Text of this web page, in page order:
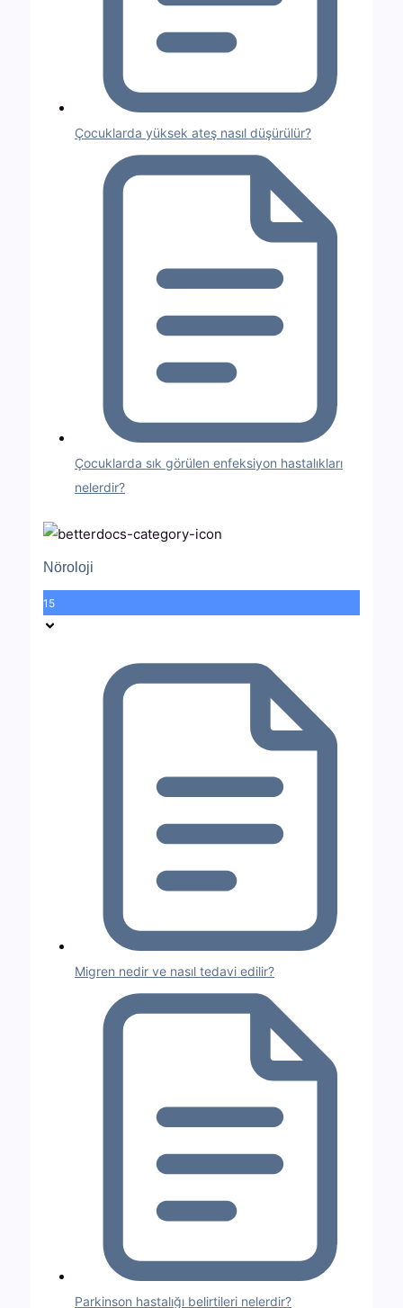
Çocuklarda yüksek ateş nasıl düşürülür?
Çocuklarda sık görülen enfeksiyon hastalıkları
nelerdir?
Nöroloji
15
Migren nedir ve nasıl tedavi edilir?
Parkinson hastalığı belirtileri nelerdir?